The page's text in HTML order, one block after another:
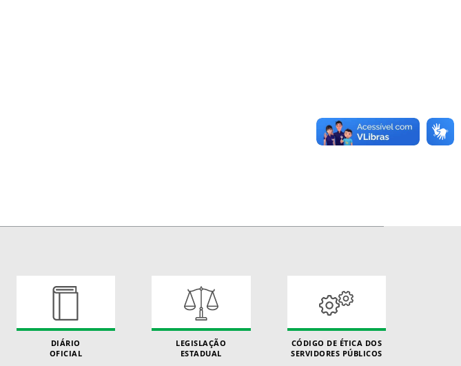
DIÁRIO
OFICIAL
LEGISLAÇÃO
ESTADUAL
CÓDIGO DE ÉTICA DOS
SERVIDORES PÚBLICOS